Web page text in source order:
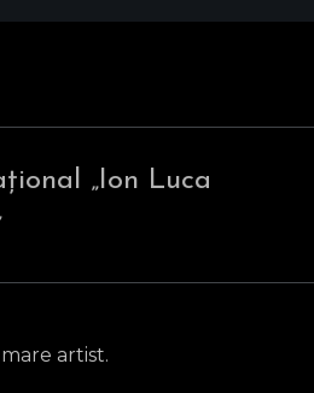
„Ion Luca
artist.